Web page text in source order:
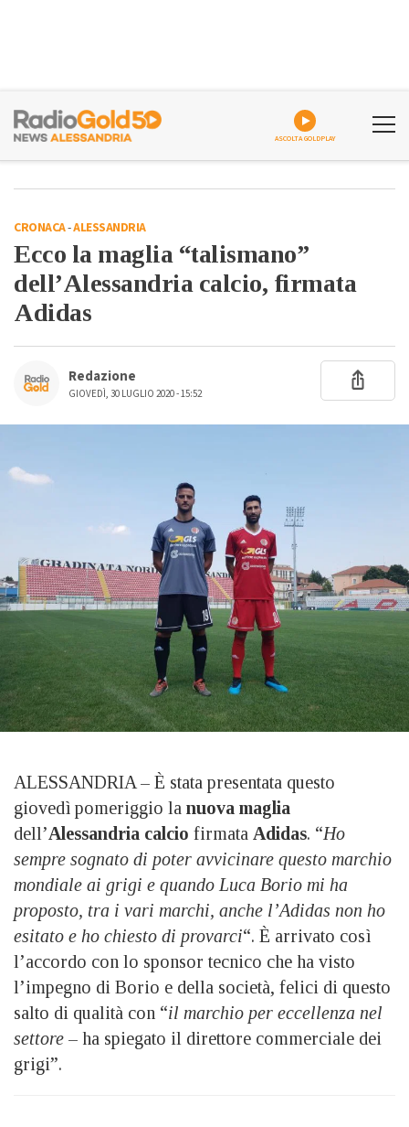
ASCOLTA GOLDPLAY
CRONACA-ALESSANDRIA
Ecco la maglia “talismano”
dell’Alessandria calcio, firmata
Adidas
Redazione
GIOVEDÌ, 30 LUGLIO 2020 - 15:52
ALESSANDRIA – È stata presentata questo
giovedì pomeriggio la nuova maglia
dell’Alessandria calcio firmata Adidas. “Ho
sempre sognato di poter avvicinare questo marchio
mondiale ai grigi e quando Luca Borio mi ha
proposto, tra i vari marchi, anche l’Adidas non ho
esitato e ho chiesto di provarci“. È arrivato così
l’accordo con lo sponsor tecnico che ha visto
l’impegno di Borio e della società, felici di questo
salto di qualità con “il marchio per eccellenza nel
settore – ha spiegato il direttore commerciale dei
grigi”.